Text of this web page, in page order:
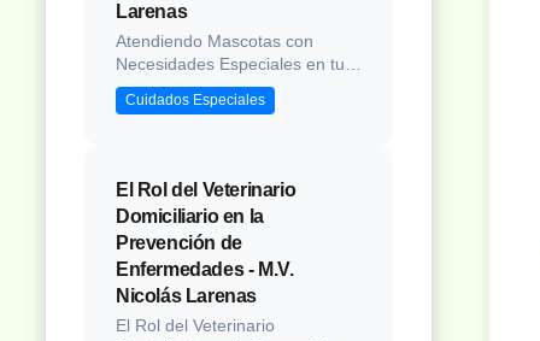
muchas familias ...
Larenas
Atendiendo Mascotas con
Necesidades Especiales en tu
Hogar Introducción Cuidar de
una mascota con necesidades
gratificante, aunque presenta
desafíos únicos que requieren
atención, paciencia y
adaptaciones específicas. Ya
sea que tu compañero a...
Cuidados Especiales
El Rol del Veterinario
Domiciliario en la
Prevención de
Enfermedades - M.V.
Nicolás Larenas
El Rol del Veterinario